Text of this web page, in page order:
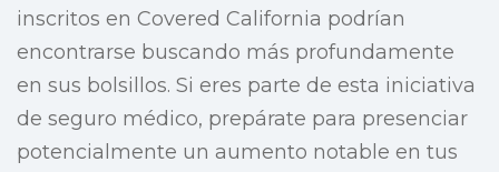
inscritos en Covered California podrían
encontrarse buscando más profundamente
en sus bolsillos. Si eres parte de esta iniciativa
de seguro médico, prepárate para presenciar
potencialmente un aumento notable en tus